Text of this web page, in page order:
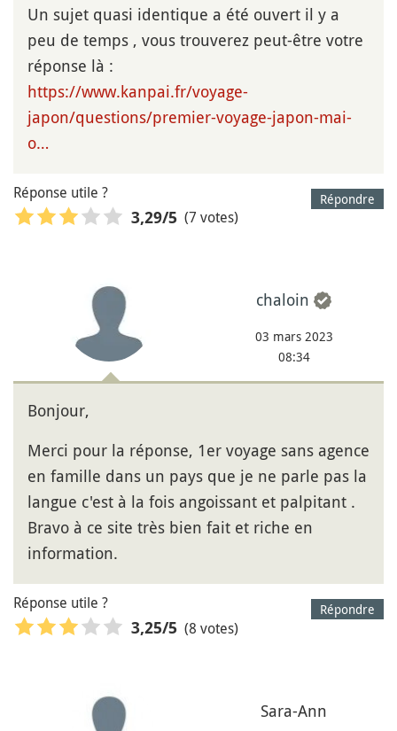
Un sujet quasi identique a été ouvert il y a
peu de temps , vous trouverez peut-être votre
réponse là :
https://www.kanpai.fr/voyage-
japon/questions/premier-voyage-japon-mai-
o…
Répondre
Réponse utile ?
3,29/5 (7 votes)
chaloin
03 mars 2023
08:34
Bonjour,
Merci pour la réponse, 1er voyage sans agence
en famille dans un pays que je ne parle pas la
langue c'est à la fois angoissant et palpitant .
Bravo à ce site très bien fait et riche en
information.
Répondre
Réponse utile ?
3,25/5 (8 votes)
Sara-Ann